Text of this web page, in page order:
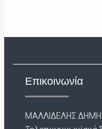
Επικοινωνία
ΜΑΛΛΙΔΕΛΗΣ